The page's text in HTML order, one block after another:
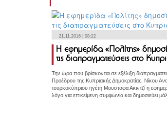
21.11.2016 | 08:22
Η εφημερίδα «Πολίτης»
τις διαπραγματεύσεις στο
Την ώρα που βρίσκονται σε εξέλιξη
Προέδρου της Κυπριακής Δημοκρατίας, Νίκου
τουρκοκύπριου ηγέτη Μουσταφα Ακιντζί η
λόγο για επικείμενη συμφωνία και δημοσιεύει